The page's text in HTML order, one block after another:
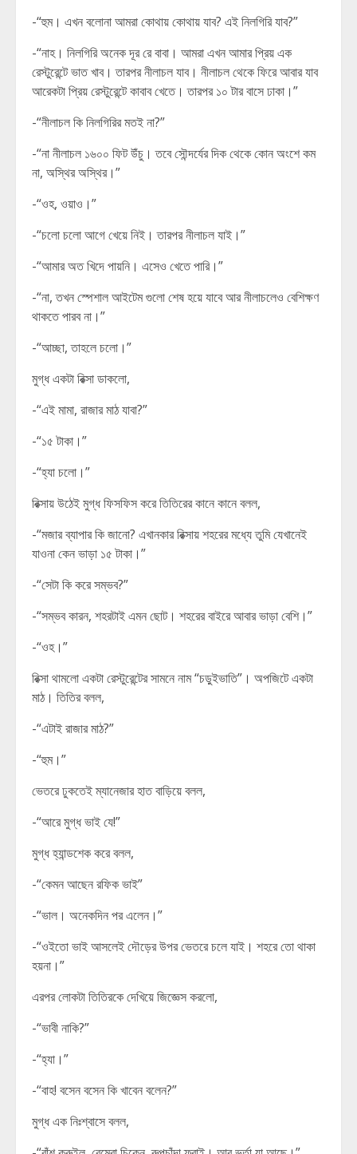
-“হুম। এখন বলোনা আমরা কোথায় কোথায় যাব? এই নিলগিরি যাব?”
-“নাহ। নিলগিরি অনেক দূর রে বাবা। আমরা এখন আমার প্রিয় এক
রেস্টুরেন্টে ভাত খাব। তারপর নীলাচল যাব। নীলাচল থেকে ফিরে আবার যাব
আরেকটা প্রিয় রেস্টুরেন্টে কাবাব খেতে। তারপর ১০ টার বাসে ঢাকা।”
-“নীলাচল কি নিলগিরির মতই না?”
-“না নীলাচল ১৬০০ ফিট উঁচু। তবে সৌন্দর্যের দিক থেকে কোন অংশে কম
না, অস্থির অস্থির।”
-“ওহ, ওয়াও।”
-“চলো চলো আগে খেয়ে নিই। তারপর নীলাচল যাই।”
-“আমার অত খিদে পায়নি। এসেও খেতে পারি।”
-“না, তখন স্পেশাল আইটেম গুলো শেষ হয়ে যাবে আর নীলাচলেও বেশিক্ষণ
থাকতে পারব না।”
-“আচ্ছা, তাহলে চলো।”
মুগ্ধ একটা রিক্সা ডাকলো,
-“এই মামা, রাজার মাঠ যাবা?”
-“১৫ টাকা।”
-“হ্যা চলো।”
রিক্সায় উঠেই মুগ্ধ ফিসফিস করে তিতিরের কানে কানে বলল,
-“মজার ব্যাপার কি জানো? এখানকার রিক্সায় শহরের মধ্যে তুমি যেখানেই
যাওনা কেন ভাড়া ১৫ টাকা।”
-“সেটা কি করে সম্ভব?”
-“সম্ভব কারন, শহরটাই এমন ছোট। শহরের বাইরে আবার ভাড়া বেশি।”
-“ওহ।”
রিক্সা থামলো একটা রেস্টুরেন্টের সামনে নাম “চড়ুইভাতি”। অপজিটে একটা
মাঠ। তিতির বলল,
-“এটাই রাজার মাঠ?”
-“হুম।”
ভেতরে ঢুকতেই ম্যানেজার হাত বাড়িয়ে বলল,
-“আরে মুগ্ধ ভাই যে!”
মুগ্ধ হ্যান্ডশেক করে বলল,
-“কেমন আছেন রফিক ভাই”
-“ভাল। অনেকদিন পর এলেন।”
-“ওইতো ভাই আসলেই দৌড়ের উপর ভেতরে চলে যাই। শহরে তো থাকা
হয়না।”
এরপর লোকটা তিতিরকে দেখিয়ে জিজ্ঞেস করলো,
-“ভাবী নাকি?”
-“হ্যা।”
-“বাহ! বসেন বসেন কি খাবেন বলেন?”
মুগ্ধ এক নিঃশ্বাসে বলল,